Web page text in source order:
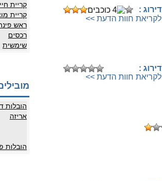
דירוג :
לקריאת חוות הדעת >>
דירוג :
לקריאת חוות הדעת >>
קריית
קריית
ראש
רכסים
שימשית
הובלות
אריזה
הובלות